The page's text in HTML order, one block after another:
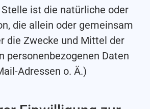
ist die natürliche oder
die allein oder gemeinsam
die Zwecke und Mittel der
personenbezogenen Daten
Adressen o. Ä.)